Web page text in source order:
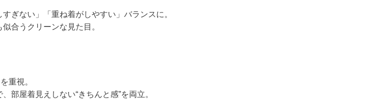
ぎない」「重ね着がしやすい」バランスに。
合うクリーンな見た目。
重視。
部屋着見えしない“きちんと感”を両立。